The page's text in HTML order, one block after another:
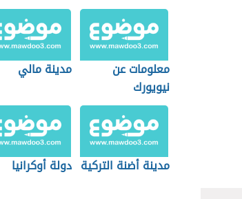
معلومات عن
نيويورك
مدينة مالي
مدينة أضنة التركية دولة أوكرانيا